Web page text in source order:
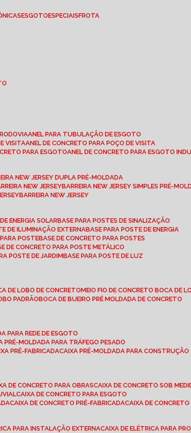
ESGOTO ESPECIAIS FROTA
ANEL PARA TUBULAÇÃO DE ESGOTO
VISITA
ANEL DE CONCRETO PARA POÇO DE VISITA
PARA ESGOTO ANEL DE CONCRETO PARA ESGOTO
NEW JERSEY DUPLA PRÉ-MOLDADA
NEW JERSEY
BARREIRA NEW JERSEY SIMPLES PRÉ-
BARREIRA NEW JERSEY
ENERGIA SOLAR BASE PARA POSTES DE SINALIZAÇÃO
DE ILUMINAÇÃO EXTERNA BASE PARA POSTE DE ENERGIA
PARA POSTE
BASE DE CONCRETO PARA POSTES
DE CONCRETO PARA POSTE METÁLICO
POSTE DE JARDIM
BASE PARA POSTE DE LUZ
DE LOBO DE CONCRETO
MEIO FIO DE CONCRETO BOCA DE
PADRÃO
BOCA DE BUEIRO PRÉ MOLDADA DE CONCRETO
PARA REDE DE ESGOTO
PRÉ-MOLDADA PARA TRÁFEGO PESADO
PRÉ-FABRICADA CAIXA PRÉ-MOLDADA PARA CONSTRUÇÃO
DE CONCRETO PARA OBRAS
CAIXA DE CONCRETO SOB
CAIXA DE CONCRETO PARA ESGOTO
CAIXA DE CONCRETO PRÉ-FABRICADA CAIXA DE CONCRETO
PARA INSTALAÇÃO EXTERNA CAIXA DE ELÉTRICA PARA